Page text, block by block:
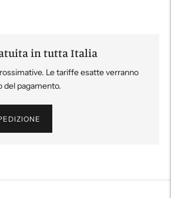
in tutta Italia
Le tariffe esatte verranno
pagamento.